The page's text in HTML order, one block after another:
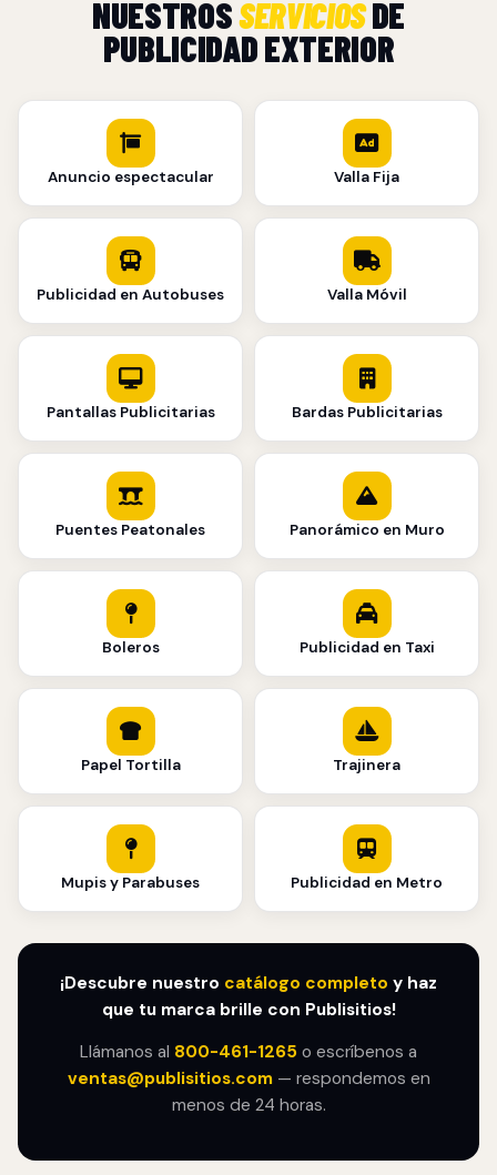
NUESTROSSERVICIOSDE
PUBLICIDAD EXTERIOR
Anuncio espectacular Valla Fija
Publicidad en Autobuses Valla Móvil
Pantallas Publicitarias Bardas Publicitarias
Puentes Peatonales Panorámico en Muro
Boleros Publicidad en Taxi
Papel Tortilla Trajinera
Mupis y Parabuses Publicidad en Metro
¡Descubre nuestro catálogo completo y haz
que tu marca brille con Publisitios!
Llámanos al 800-461-1265 o escríbenos a
ventas@publisitios.com— respondemos en
menos de 24 horas.